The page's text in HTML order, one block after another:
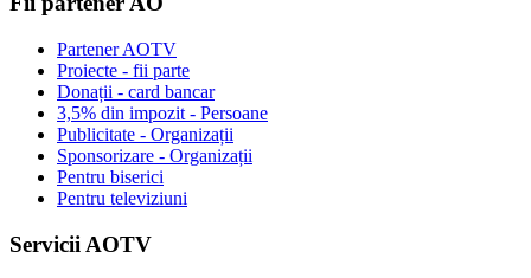
Partener AOTV
Proiecte - fii parte
Donații - card bancar
3,5% din impozit - Persoane
Publicitate - Organizații
Sponsorizare - Organizații
Pentru biserici
Pentru televiziuni
Servicii AOTV